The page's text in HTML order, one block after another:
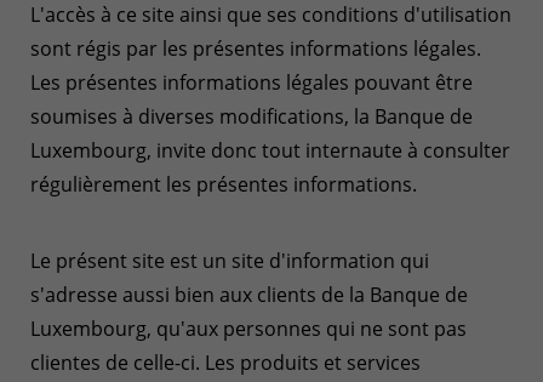
L'accès à ce site ainsi que ses conditions d'utilisation
sont régis par les présentes informations légales.
Les présentes informations légales pouvant être
soumises à diverses modifications, la Banque de
Luxembourg, invite donc tout internaute à consulter
régulièrement les présentes informations.
Le présent site est un site d'information qui
s'adresse aussi bien aux clients de la Banque de
Luxembourg, qu'aux personnes qui ne sont pas
clientes de celle-ci. Les produits et services